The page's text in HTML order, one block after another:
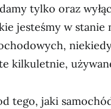
tylko oraz
jesteśmy w stanie
kilkuletnie,
tego, jaki